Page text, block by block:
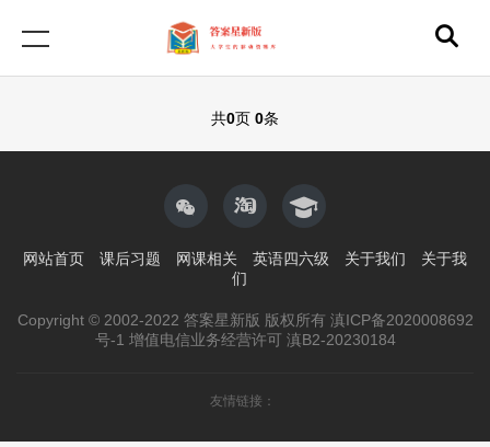
共0页 0条
网站首页 课后习题 网课相关 英语四六级 关于我们
关于我
们
Copyright © 2002-2022 答案星新版 版权所有 滇ICP备2020008692
号-1 增值电信业务经营许可 滇B2-20230184
友情链接：